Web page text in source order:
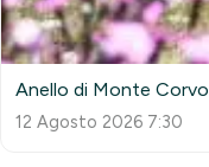
Anello di Monte Corvo
12 Agosto 2026 7:30